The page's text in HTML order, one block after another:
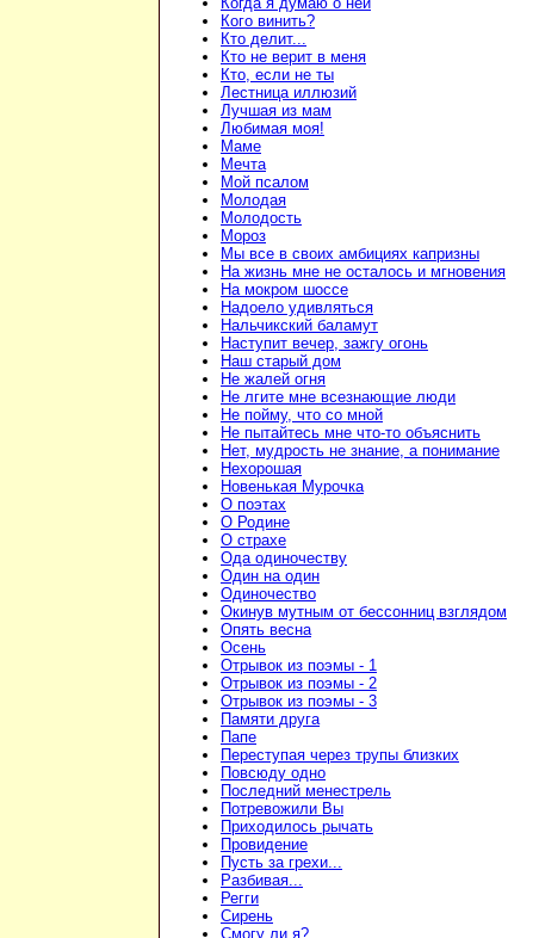
Кого винить?
Кто делит...
Кто не верит в меня
Кто, если не ты
Лестница иллюзий
Лучшая из мам
Любимая моя!
Маме
Мечта
Мой псалом
Молодая
Молодость
Мороз
Мы все в своих амбициях капризны
На жизнь мне не осталось и мгновения
На мокром шоссе
Надоело удивляться
Нальчикский баламут
Наступит вечер, зажгу огонь
Наш старый дом
Не жалей огня
Не лгите мне всезнающие люди
Не пойму, что со мной
Не пытайтесь мне что-то объяснить
Нет, мудрость не знание, а понимание
Нехорошая
Новенькая Мурочка
О поэтах
О Родине
О страхе
Ода одиночеству
Один на один
Одиночество
Окинув мутным от бессонниц взглядом
Опять весна
Осень
Отрывок из поэмы - 1
Отрывок из поэмы - 2
Отрывок из поэмы - 3
Памяти друга
Папе
Переступая через трупы близких
Повсюду одно
Последний менестрель
Потревожили Вы
Приходилось рычать
Провидение
Пусть за грехи...
Разбивая...
Регги
Сирень
Смогу ли я?